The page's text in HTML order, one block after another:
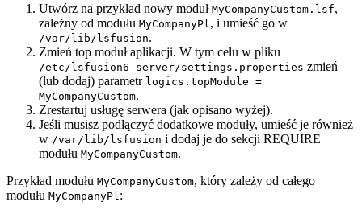
Utwórz na przykład nowy moduł MyCompanyCustom.lsf,
zależny od modułu MyCompanyPl , i umieść go w
/var/lib/lsfusion.
Zmień top moduł aplikacji. W tym celu w pliku
/etc/lsfusion6-server/settings.properties zmień
(lub dodaj) parametr logics.topModule =
MyCompanyCustom.
Zrestartuj usługę serwera (jak opisano wyżej).
Jeśli musisz podłączyć dodatkowe moduły, umieść je również
w /var/lib/lsfusion i dodaj je do sekcji REQUIRE
modułu MyCompanyCustom.
Przykład modułu MyCompanyCustom, który zależy od całego
modułu MyCompanyPl :